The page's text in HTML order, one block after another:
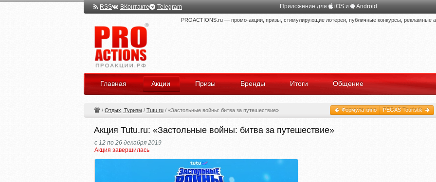
RSS ВКонтакте Telegram Приложение для iOSи Android
PROACTIONS.ru — промо-акции, призы, стимулирующие лотереи, публичные конкурсы, рекламные
Главная Акции Призы Бренды Итоги Общение
Формула кино PEGAS Touristik
/ Отдых, Туризм / Tutu.ru / «Застольные войны: битва за путешествие»
Акция Tutu.ru: «Застольные войны: битва за путешествие»
с 12 по 26 декабря 2019
Акция завершилась